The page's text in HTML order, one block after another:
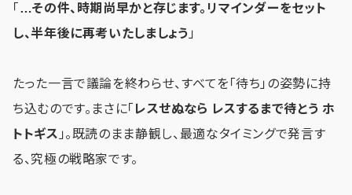
「 …その件、時期尚早かと存じます。リマインダーをセット
し、半年後に再考いたしましょう 」
たった一言で議論を終わらせ、すべてを「待ち」の姿勢に持
ち込むのです。まさに「 レスせぬなら レスするまで待とう ホ
トトギス 」。既読のまま静観し、最適なタイミングで発言す
る、究極の戦略家です。